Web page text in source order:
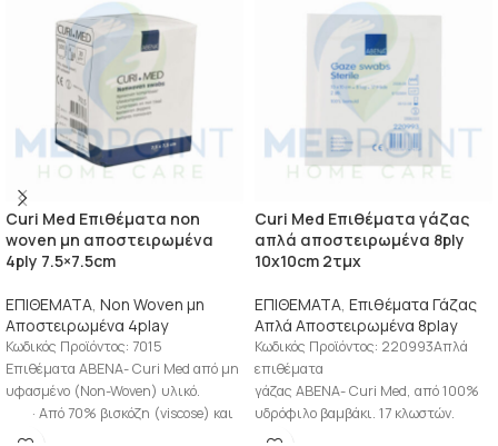
Curi Med Επιθέματα non
woven μη αποστειρωμένα
4ply 7.5×7.5cm
ΕΠΙΘΕΜΑΤΑ, Non Woven μη
Αποστειρωμένα 4play
Κωδικός Προϊόντος: 7015
Επιθέματα ΑΒΕΝΑ- Curi Med από μη
υφασμένο (Non-Woven) υλικό.
· Από 70% βισκόζη (viscose) και
30% πολυεστέρα (Polyester)
Curi Med Επιθέματα γάζας
απλά αποστειρωμένα 8ply
10x10cm 2τμχ
ΕΠΙΘΕΜΑΤΑ, Επιθέματα Γάζας
Απλά Αποστειρωμένα 8play
Κωδικός Προϊόντος: 220993Απλά
επιθέματα
γάζας ΑΒΕΝΑ- Curi Med, από 100%
υδρόφιλο βαμβάκι. 17 κλωστών.
·Οκτώ αναδιπλώσεων (8 ply),